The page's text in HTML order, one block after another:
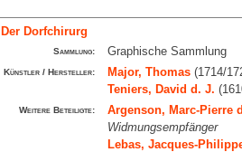
Der Dorfchirurg
Sammlung: Graphische Sammlung
Künstler / Hersteller: Major, Thomas(1714/
Teniers, David d. J.
Weitere Beteiligte: Argenson, Marc-Pierre
Widmungsempfänger
Lebas, Jacques-